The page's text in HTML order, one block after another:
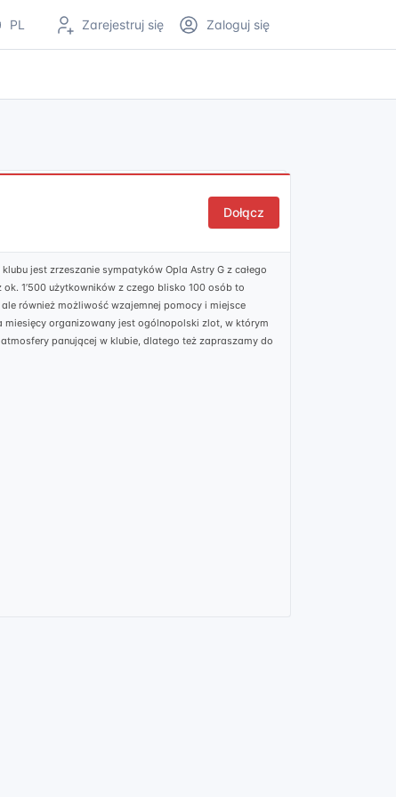
PL Zarejestruj się Zaloguj się
Dołącz
klubu jest zrzeszanie sympatyków Opla Astry G z całego
1’500 użytkowników z czego blisko 100 osób to
również możliwość wzajemnej pomocy i miejsce
organizowany jest ogólnopolski zlot, w którym
panującej w klubie, dlatego też zapraszamy do